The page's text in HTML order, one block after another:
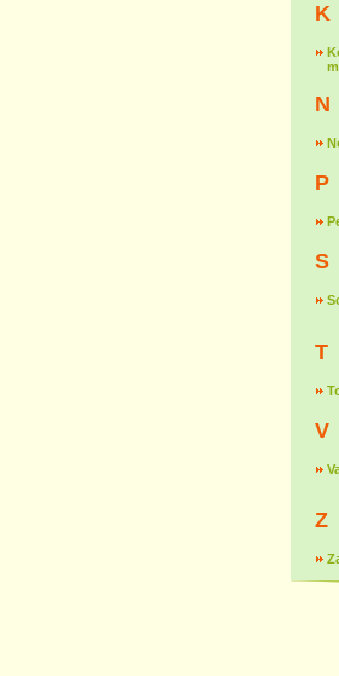
K
N
P
S
T
V
Z